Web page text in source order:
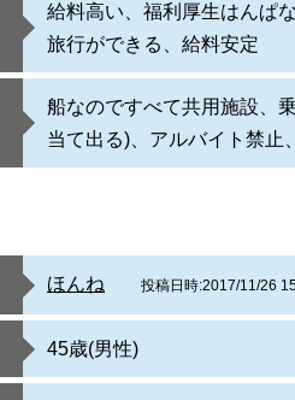
給料高い、福利厚生はんぱ
旅行ができる、給料安定
船なのですべて共用施設、
当て出る)、アルバイト禁止、
ほんね 投稿日時:2017/11/26
45歳(男性)